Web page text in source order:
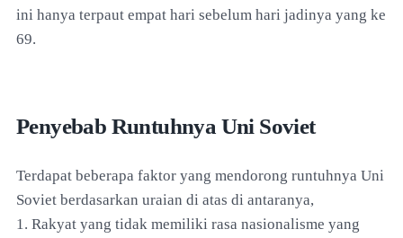
ini hanya terpaut empat hari sebelum hari jadinya yang ke
69.
Penyebab Runtuhnya Uni Soviet
Terdapat beberapa faktor yang mendorong runtuhnya Uni
Soviet berdasarkan uraian di atas di antaranya,
1. Rakyat yang tidak memiliki rasa nasionalisme yang